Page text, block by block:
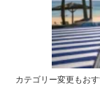
カテゴリー変更もお